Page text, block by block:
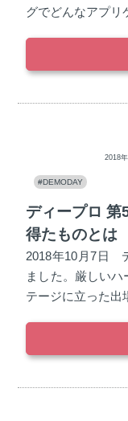
グでどんなアプリ
2018
#DEMODAY
ディープロ 第
得たものとは
2018年10月7日
ました。厳しい
テージに立った出